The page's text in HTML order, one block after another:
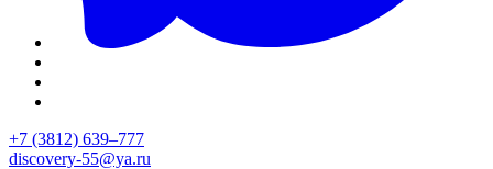
+7 (3812) 639–777
discovery-55@ya.ru